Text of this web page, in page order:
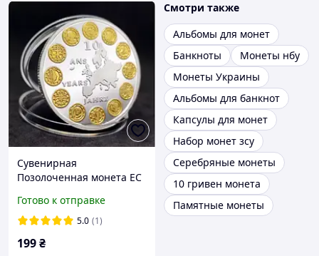
Сувенирная
Позолоченная монета ЕС
Готово к отправке
5.0 (1)
199₴
Смотри также
Альбомы для монет
Банкноты
Монеты нбу
Монеты Украины
Альбомы для банкнот
Капсулы для монет
Набор монет зсу
Серебряные монеты
10 гривен монета
Памятные монеты